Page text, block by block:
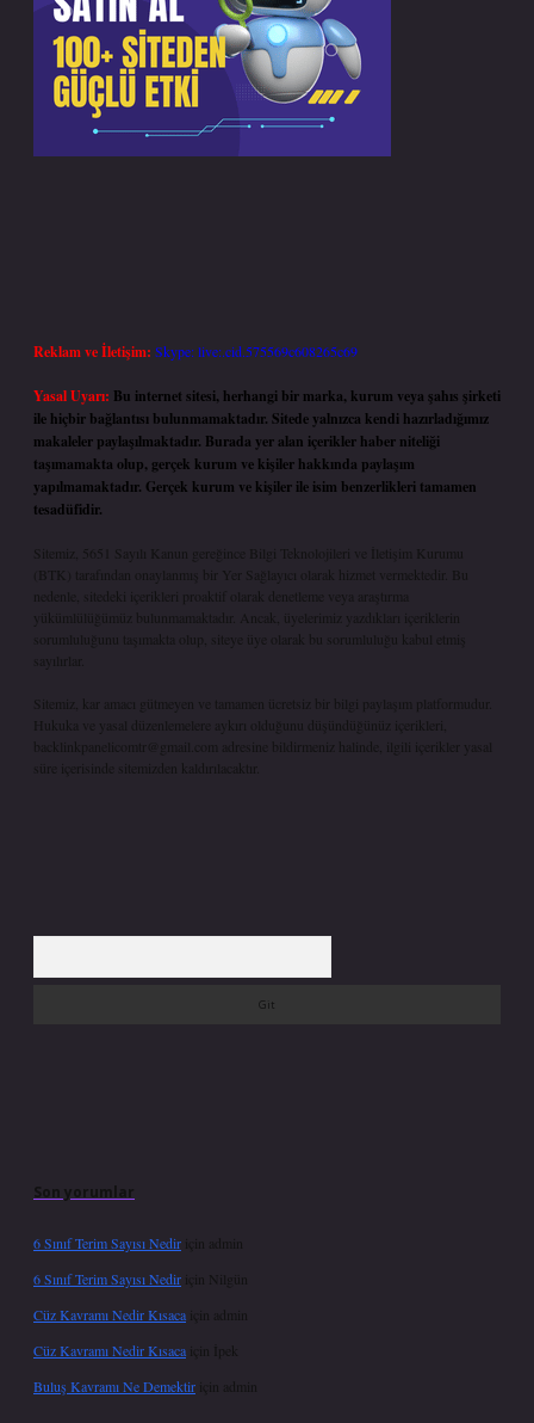
Reklam ve İletişim: Skype: live:.cid.575569c608265c69
Yasal Uyarı: Bu internet sitesi, herhangi bir marka, kurum veya şahıs şirketi
ile hiçbir bağlantısı bulunmamaktadır. Sitede yalnızca kendi hazırladığımız
makaleler paylaşılmaktadır. Burada yer alan içerikler haber niteliği
taşımamakta olup, gerçek kurum ve kişiler hakkında paylaşım
yapılmamaktadır. Gerçek kurum ve kişiler ile isim benzerlikleri tamamen
tesadüfidir.
Sitemiz, 5651 Sayılı Kanun gereğince Bilgi Teknolojileri ve İletişim Kurumu
(BTK) tarafından onaylanmış bir Yer Sağlayıcı olarak hizmet vermektedir. Bu
nedenle, sitedeki içerikleri proaktif olarak denetleme veya araştırma
yükümlülüğümüz bulunmamaktadır. Ancak, üyelerimiz yazdıkları içeriklerin
sorumluluğunu taşımakta olup, siteye üye olarak bu sorumluluğu kabul etmiş
sayılırlar.
Sitemiz, kar amacı gütmeyen ve tamamen ücretsiz bir bilgi paylaşım platformudur.
Hukuka ve yasal düzenlemelere aykırı olduğunu düşündüğünüz içerikleri,
backlinkpanelicomtr@gmail.com
adresine bildirmeniz halinde, ilgili içerikler yasal
süre içerisinde sitemizden kaldırılacaktır.
Son yorumlar
6 Sınıf Terim Sayısı Nedir için
admin
6 Sınıf Terim Sayısı Nedir için Nilgün
Cüz Kavramı Nedir Kısaca için
admin
Cüz Kavramı Nedir Kısaca için İpek
Buluş Kavramı Ne Demektir için admin